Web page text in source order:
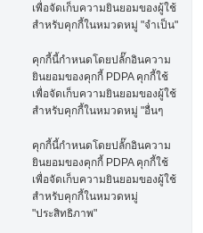
เพื่อจัดเก็บความยินยอมของผู้ใช้
สำหรับคุกกี้ในหมวดหมู่ "จำเป็น"
คุกกี้นี้กำหนดโดยปลั๊กอินความ
ยินยอมของคุกกี้ PDPA คุกกี้ใช้
เพื่อจัดเก็บความยินยอมของผู้ใช้
สำหรับคุกกี้ในหมวดหมู่ "อื่นๆ
คุกกี้นี้กำหนดโดยปลั๊กอินความ
ยินยอมของคุกกี้ PDPA คุกกี้ใช้
เพื่อจัดเก็บความยินยอมของผู้ใช้
สำหรับคุกกี้ในหมวดหมู่
"ประสิทธิภาพ"